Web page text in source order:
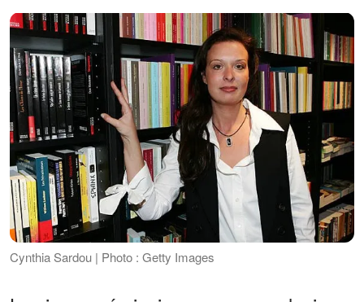
Cynthia Sardou | Photo : Getty Images